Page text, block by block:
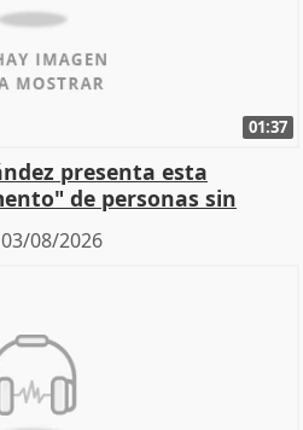
01:37
presenta esta
de personas sin
03/08/2026